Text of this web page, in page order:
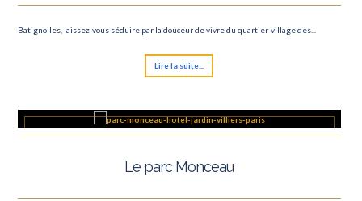
Batignolles, laissez-vous séduire par la douceur de vivre du quartier-village des...
Lire la suite...
Le parc Monceau